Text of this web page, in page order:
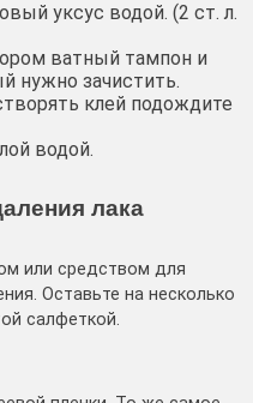
уксус водой. (2 ст. л.
ватный тампон и
нужно зачистить.
клей подождите
водой.
лака
или средством для
Оставьте на несколько
салфеткой.